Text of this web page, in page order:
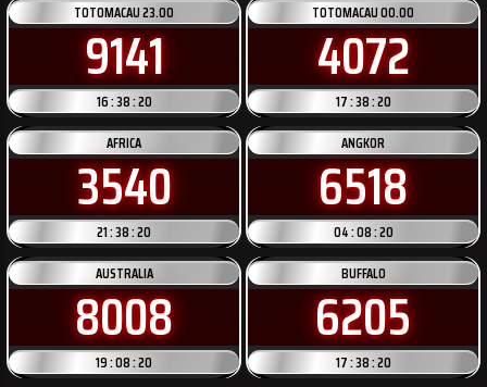
TOTOMACAU 23.00
9141
16 : 38 : 20
TOTOMACAU 00.00
4072
17 : 38 : 20
AFRICA
3540
21 : 38 : 20
ANGKOR
6518
04 : 08 : 20
AUSTRALIA
8008
19 : 08 : 20
BUFFALO
6205
17 : 38 : 20